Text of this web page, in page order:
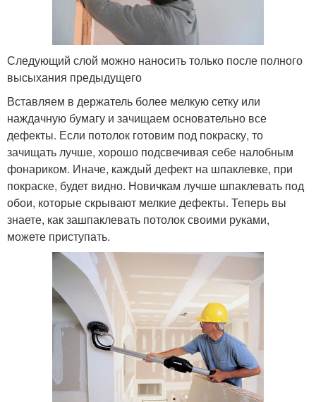
Следующий слой можно наносить только после полного
высыхания предыдущего
Вставляем в держатель более мелкую сетку или
наждачную бумагу и зачищаем основательно все
дефекты. Если потолок готовим под покраску, то
зачищать лучше, хорошо подсвечивая себе налобным
фонариком. Иначе, каждый дефект на шпаклевке, при
покраске, будет видно. Новичкам лучше шпаклевать под
обои, которые скрывают мелкие дефекты. Теперь вы
знаете, как зашпаклевать потолок своими руками,
можете приступать.